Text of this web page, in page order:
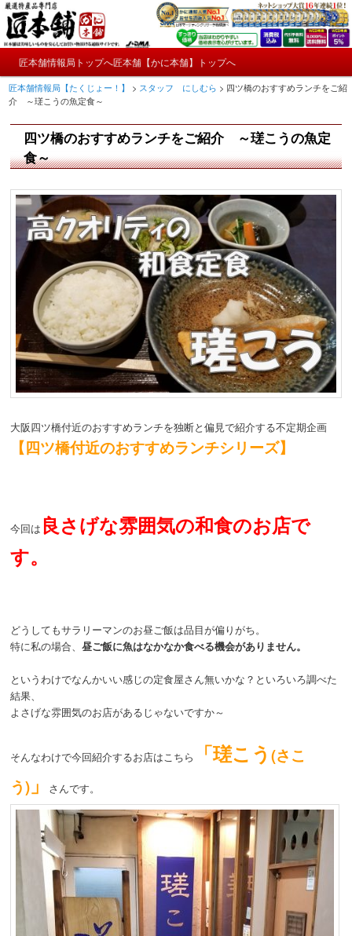
メ
イ
ン
ン
テ
ン
匠本舗情報局【たくじょー！】
かにやおせちについてのおもしろ情報や興味深い記事をお届けします。
ン
メ
メ
イ
ン
コ
テ
ン
へ
移
動
匠本舗情報局トップへ匠本舗【かに本舗】トップへ
匠本舗情報局【たくじょー！】 > スタッフ にしむら > 四ツ橋のおすすめランチをご紹
介 ～瑳こうの魚定食～
四ツ橋のおすすめランチをご紹介 ～瑳こうの魚定
食～
大阪四ツ橋付近のおすすめランチを独断と偏見で紹介する不定期企画
【四ツ橋付近のおすすめランチシリーズ】
今回は 良さげな雰囲気の和食のお店で
す。
どうしてもサラリーマンのお昼ご飯は品目が偏りがち。
特に私の場合、昼ご飯に魚はなかなか食べる機会がありません。
というわけでなんかいい感じの定食屋さん無いかな？といろいろ調べた
結果、
よさげな雰囲気のお店があるじゃないですか～
そんなわけで今回紹介するお店はこちら 「瑳こう(さこ
う) 」 さんです。